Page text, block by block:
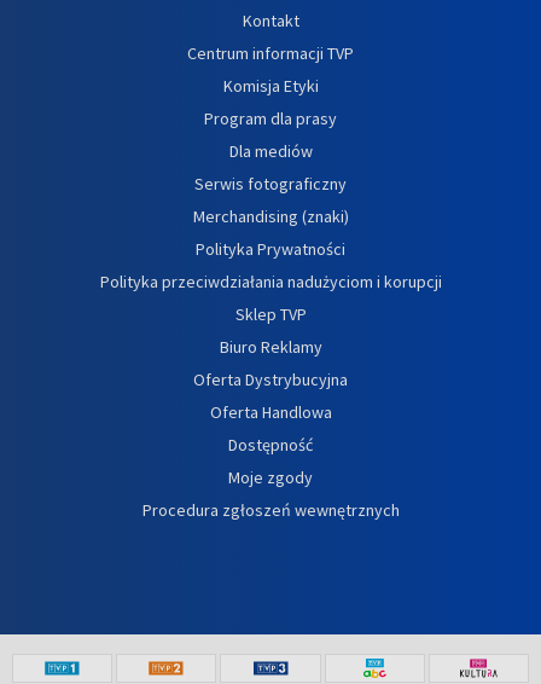
Kontakt
Centrum informacji TVP
Komisja Etyki
Program dla prasy
Dla mediów
Serwis fotograficzny
Merchandising (znaki)
Polityka Prywatności
Polityka przeciwdziałania nadużyciom i korupcji
Sklep TVP
Biuro Reklamy
Oferta Dystrybucyjna
Oferta Handlowa
Dostępność
Moje zgody
Procedura zgłoszeń wewnętrznych